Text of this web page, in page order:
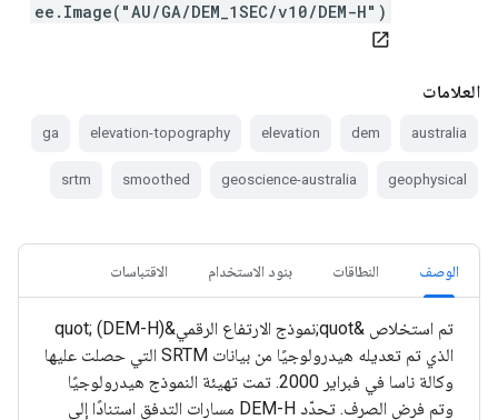
ee.Image("AU/GA/DEM_1SEC/v10/DEM-H")
open_in_new
العلامات
australia
dem
elevation
elevation-topography
ga
geophysical
geoscience-australia
smoothed
srtm
الوصف النطاقات بنود الاستخدام الاقتباسات
تم استخلاص &quot;نموذج الارتفاع الرقمي&quot; (DEM-H)
الذي تم تعديله هيدرولوجيًا من بيانات SRTM التي حصلت عليها
وكالة ناسا في فبراير 2000. تمت تهيئة النموذج هيدرولوجيًا
وتم فرض الصرف. تحدّد DEM-H مسارات التدفق استنادًا إلى